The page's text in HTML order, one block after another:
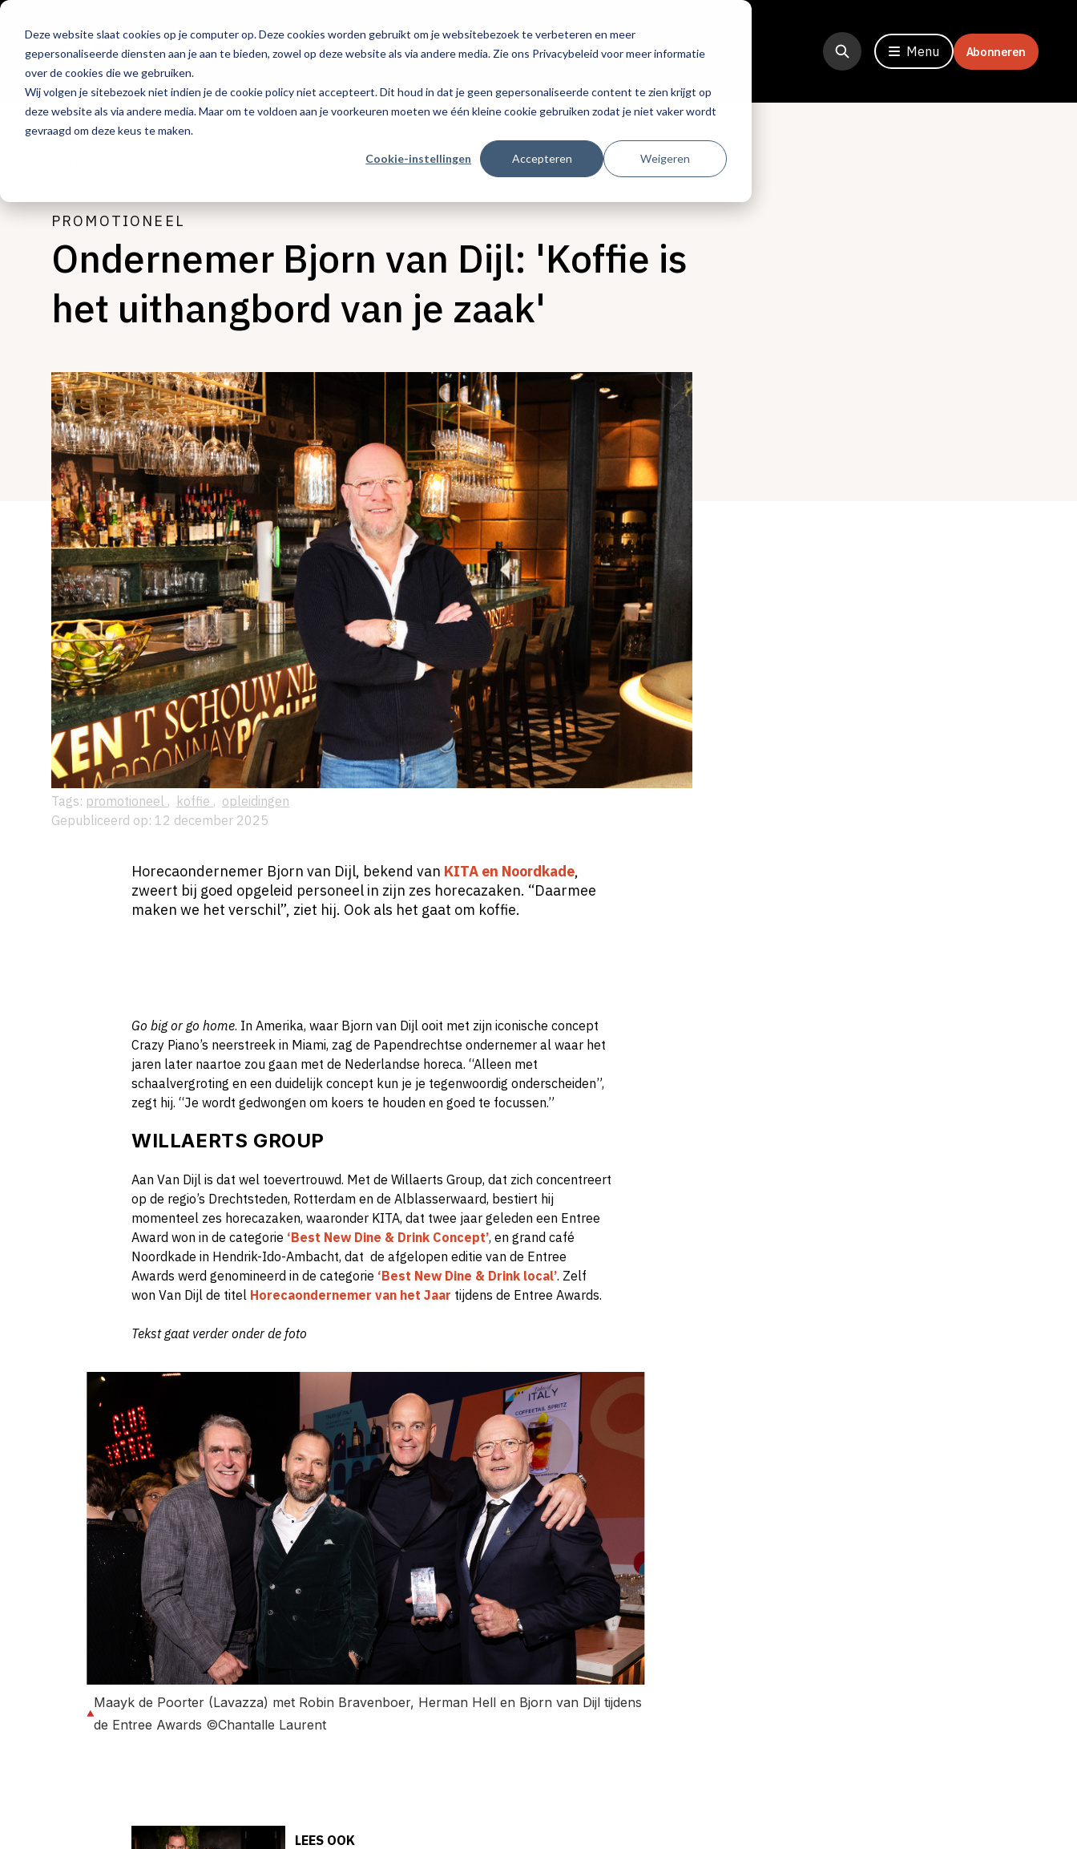
Deze website slaat cookies op je computer op. Deze cookies worden gebruikt om je websitebezoek te verbeteren en meer
gepersonaliseerde diensten aan je aan te bieden, zowel op deze website als via andere media. Zie ons Privacybeleid voor meer informatie
over de cookies die we gebruiken.
Wij volgen je sitebezoek niet indien je de cookie policy niet accepteert. Dit houd in dat je geen gepersonaliseerde content te zien krijgt op
deze website als via andere media. Maar om te voldoen aan je voorkeuren moeten we één kleine cookie gebruiken zodat je niet vaker wordt
gevraagd om deze keus te maken.
Cookie-instellingen Accepteren Weigeren
Hét platform voor
de horeca
Menu Abonneren
PROMOTIONEEL
Ondernemer Bjorn van Dijl: 'Koffie is
het uithangbord van je zaak'
Tags: promotioneel , koffie , opleidingen
Gepubliceerd op: 12 december 2025
Horecaondernemer Bjorn van Dijl, bekend van KITA en Noordkade,
zweert bij goed opgeleid personeel in zijn zes horecazaken. “Daarmee
maken we het verschil”, ziet hij. Ook als het gaat om koffie.
Go big or go home. In Amerika, waar Bjorn van Dijl ooit met zijn iconische concept
Crazy Piano’s neerstreek in Miami, zag de Papendrechtse ondernemer al waar het
jaren later naartoe zou gaan met de Nederlandse horeca. “Alleen met
schaalvergroting en een duidelijk concept kun je je tegenwoordig onderscheiden”,
zegt hij. “Je wordt gedwongen om koers te houden en goed te focussen.”
WILLAERTS GROUP
Aan Van Dijl is dat wel toevertrouwd. Met de Willaerts Group, dat zich concentreert
op de regio’s Drechtsteden, Rotterdam en de Alblasserwaard, bestiert hij
momenteel zes horecazaken, waaronder KITA, dat twee jaar geleden een Entree
Award won in de categorie ‘Best New Dine & Drink Concept’, en grand café
Noordkade in Hendrik-Ido-Ambacht, dat de afgelopen editie van de Entree
Awards werd genomineerd in de categorie ‘Best New Dine & Drink local’. Zelf
won Van Dijl de titel Horecaondernemer van het Jaar tijdens de Entree Awards.
Tekst gaat verder onder de foto
Maayk de Poorter (Lavazza) met Robin Bravenboer, Herman Hell en Bjorn van Dijl tijdens
de Entree Awards ©Chantalle Laurent
LEES OOK